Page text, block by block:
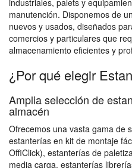
industriales, palets y
manutención. Disponemos de
nuevos y usados, diseñados
comercios y particulares que
almacenamiento eficientes y
¿Por qué elegir
Amplia selección de
almacén
Ofrecemos una vasta gama de
estanterías en kit de montaje
OffiClick), estanterías de
media carga, estanterías